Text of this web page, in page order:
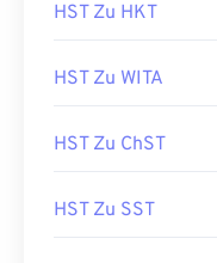
HST Zu HKT
HST Zu WITA
HST Zu ChST
HST Zu SST